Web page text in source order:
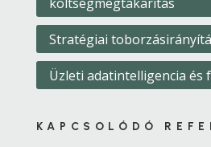
Stratégiai
Üzleti adatintelligencia és
KAPCSOLÓDÓ